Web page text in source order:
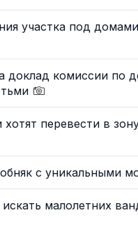
участка под
доклад комиссии по
перевести в
с уникальными
малолетних